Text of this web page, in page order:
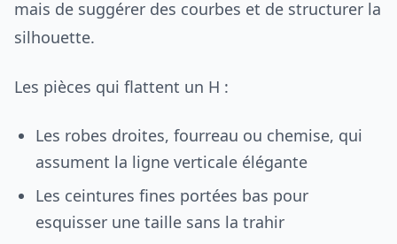
mais de suggérer des courbes et de structurer la
silhouette.
Les pièces qui flattent un H :
Les robes droites, fourreau ou chemise, qui
assument la ligne verticale élégante
Les ceintures fines portées bas pour
esquisser une taille sans la trahir